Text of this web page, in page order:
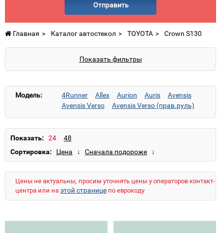
Отправить
Главная Каталог автостекол TOYOTA Crown S130
Показать фильтры
Модель: 4Runner Allex Aurion Auris
Avensis
Avensis Verso
Avensis Verso (прав.руль)
Celica
Crown S130
Dyna Estima
Land Cruiser 100 VX
Land Cruiser 200
Land Cruiser 60
Land Cruiser 70 (мягкая крыша)
Показать:
Сортировка:
Цены не актуальны, просим уточнять цены у операторов контакт-
центра или на этой странице по еврокоду